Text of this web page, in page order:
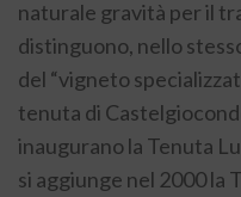
naturale gravità per il
distinguono, nello
del “vigneto
tenuta di
inaugurano la Tenuta
si aggiunge nel 2000 la